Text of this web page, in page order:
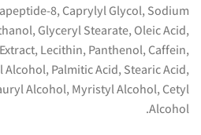
8, Caprylyl Glycol, Sodium
Glyceryl Stearate, Oleic Acid,
Lecithin, Panthenol, Caffein,
Palmitic Acid, Stearic Acid,
Alcohol, Myristyl Alcohol, Cetyl
Alcohol.